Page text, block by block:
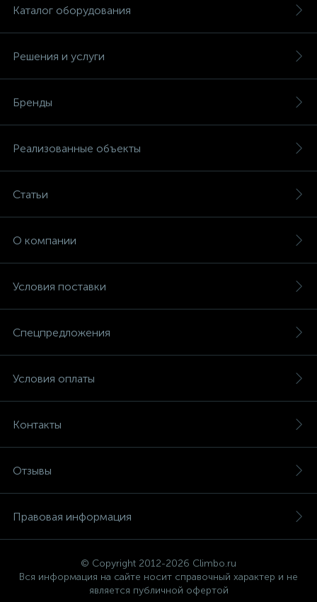
Каталог оборудования
Решения и услуги
Бренды
Реализованные объекты
Статьи
О компании
Условия поставки
Спецпредложения
Условия оплаты
Контакты
Отзывы
Правовая информация
© Copyright 2012-2026 Climbo.ru
Вся информация на сайте носит справочный характер и не
является публичной офертой